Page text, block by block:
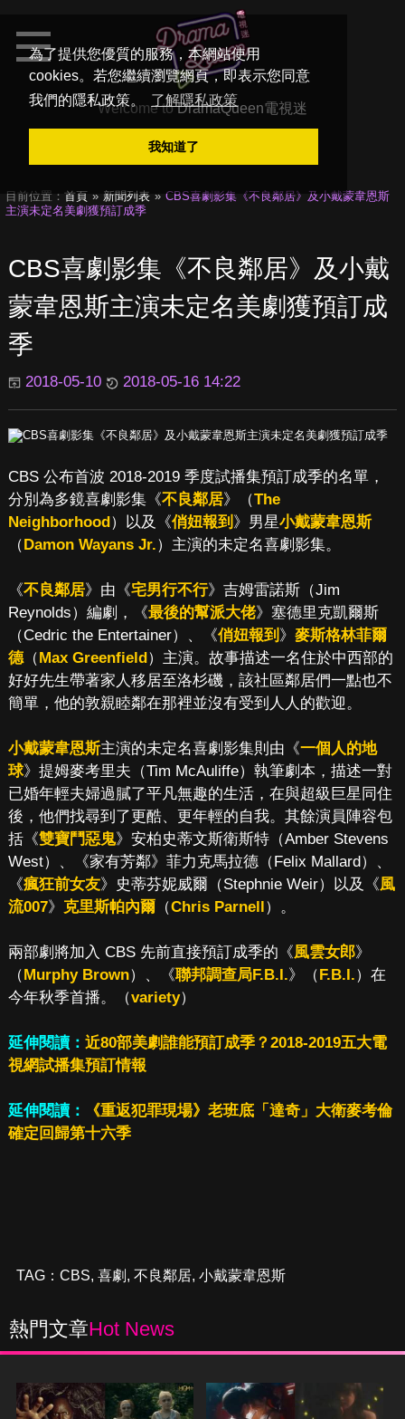
為了提供您優質的服務，本網站使用
cookies。若您繼續瀏覽網頁，即表示您同意
我們的隱私政策。
了解隱私政策
我知道了
Welcome toDramaQueen電視迷
目前位置： 首頁 新聞列表
CBS喜劇影集《不良鄰居》及小戴蒙韋恩斯
主演未定名美劇獲預訂成季
CBS喜劇影集《不良鄰居》及小戴
蒙韋恩斯主演未定名美劇獲預訂成
季
2018-05-10 2018-05-16 14:22
CBS 公布首波 2018-2019 季度試播集預訂成季的名單，
分別為多鏡喜劇影集《不良鄰居》（The
Neighborhood）以及《俏妞報到 》男星小戴蒙韋恩斯
（Damon Wayans Jr.）主演的未定名喜劇影集。
《不良鄰居》由《宅男行不行》吉姆雷諾斯（Jim
Reynolds）編劇，《最後的幫派大佬》塞德里克凱爾斯
（Cedric the Entertainer）、《俏妞報到 》 麥斯格林菲爾
德（Max Greenfield）主演。故事描述一名住於中西部的
好好先生帶著家人移居至洛杉磯，該社區鄰居們一點也不
簡單，他的敦親睦鄰在那裡並沒有受到人人的歡迎。
小戴蒙韋恩斯主演的未定名喜劇影集則由《一個人的地
球》提姆麥考里夫（Tim McAuliffe）執筆劇本，描述一對
已婚年輕夫婦過膩了平凡無趣的生活，在與超級巨星同住
後，他們找尋到了更酷、更年輕的自我。其餘演員陣容包
括《雙寶鬥惡鬼》安柏史蒂文斯衛斯特（Amber Stevens
West）、《家有芳鄰》菲力克馬拉德（Felix Mallard）、
《瘋狂前女友》史蒂芬妮威爾（Stephnie Weir）以及《風
流007》 克里斯帕內爾（Chris Parnell）。
兩部劇將加入 CBS 先前直接預訂成季的《風雲女郎》
（Murphy Brown）、《聯邦調查局F.B.I.》（F.B.I.）在
今年秋季首播。（variety）
延伸閱讀： 近80部美劇誰能預訂成季？2018-2019五大電
視網試播集預訂情報
延伸閱讀：
《重返犯罪現場》老班底「達奇」大衛麥考倫
確定回歸第十六季
TAG： CBS, 喜劇 , 不良鄰居, 小戴蒙韋恩斯
熱門文章Hot News